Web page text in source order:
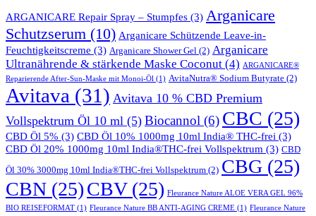
ARGANICARE Repair Spray – Stumpfes (3) Arganicare
Schutzserum (10) Arganicare Schützende Leave-in-
Feuchtigkeitscreme (3) Arganicare Shower Gel (2) Arganicare
Ultranährende & stärkende Maske Coconut (4) ARGANICARE®
Reparierende After-Sun-Maske mit Monoi-Öl (1) AvitaNutra® Sodium Butyrate (2)
Avitava (31) Avitava 10 % CBD Premium
Vollspektrum Öl 10 ml (5) Biocannol (6) CBC (25)
CBD Öl 5% (3) CBD Öl 10% 1000mg 10ml India® THC-frei (3)
CBD Öl 20% 1000mg 10ml India®THC-frei Vollspektrum (3) CBD
Öl 30% 3000mg 10ml India®THC-frei Vollspektrum (2) CBG (25)
CBN (25)CBV(25) Fleurance Nature ALOE VERA GEL 96%
BIO REISEFORMAT (1) Fleurance Nature BB ANTI-AGING CREME (1) Fleurance Nature